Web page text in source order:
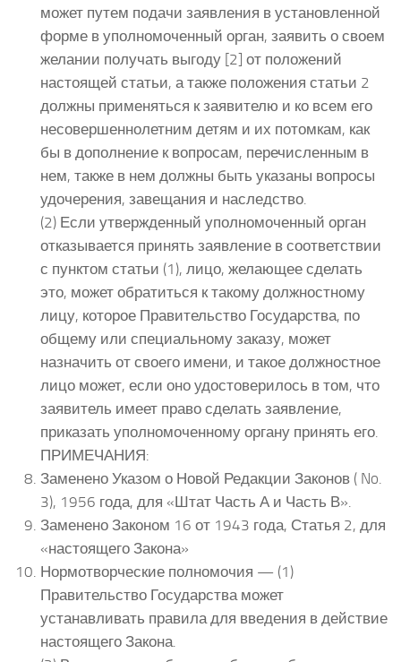
может путем подачи заявления в установленной
форме в уполномоченный орган, заявить о своем
желании получать выгоду [2] от положений
настоящей статьи, а также положения статьи 2
должны применяться к заявителю и ко всем его
несовершеннолетним детям и их потомкам, как
бы в дополнение к вопросам, перечисленным в
нем, также в нем должны быть указаны вопросы
удочерения, завещания и наследство.
(2) Если утвержденный уполномоченный орган
отказывается принять заявление в соответствии
с пунктом статьи (1), лицо, желающее сделать
это, может обратиться к такому должностному
лицу, которое Правительство Государства, по
общему или специальному заказу, может
назначить от своего имени, и такое должностное
лицо может, если оно удостоверилось в том, что
заявитель имеет право сделать заявление,
приказать уполномоченному органу принять его.
ПРИМЕЧАНИЯ:
Заменено Указом о Новой Редакции Законов ( No.
3), 1956 года, для «Штат Часть А и Часть В».
Заменено Законом 16 от 1943 года, Статья 2, для
«настоящего Закона»
Нормотворческие полномочия — (1)
Правительство Государства может
устанавливать правила для введения в действие
настоящего Закона.